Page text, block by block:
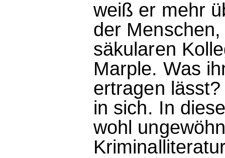
weiß er mehr
der
säkularen
Marple. Was
ertragen
in sich. In
wohl